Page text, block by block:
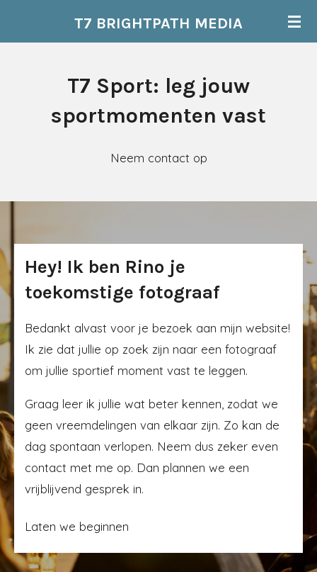
T7 BRIGHTPATH MEDIA
T7 Sport: leg jouw
sportmomenten vast
Neem contact op
Hey! Ik ben Rino je
toekomstige fotograaf
Bedankt alvast voor je bezoek aan mijn website!
Ik zie dat jullie op zoek zijn naar een fotograaf
om jullie sportief moment vast te leggen.
Graag leer ik jullie wat beter kennen, zodat we
geen vreemdelingen van elkaar zijn. Zo kan de
dag spontaan verlopen. Neem dus zeker even
contact met me op. Dan plannen we een
vrijblijvend gesprek in.
Laten we beginnen